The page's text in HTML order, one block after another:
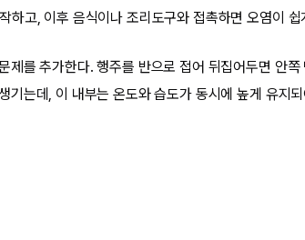
하고, 이후 음식이나 조리도구와 접촉하면 오염이 쉽
제를 추가한다. 행주를 반으로 접어 뒤집어두면 안
기는데, 이 내부는 온도와 습도가 동시에 높게 유지